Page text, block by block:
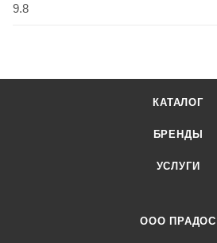
9.8
КАТАЛОГ
БРЕНДЫ
УСЛУГИ
ООО ПРАДОС